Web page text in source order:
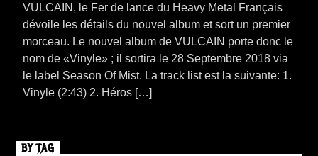
VULCAIN, le Fer de lance du Heavy Metal Français
dévoile les détails du nouvel album et sort un premier
morceau. Le nouvel album de VULCAIN porte donc le
nom de «Vinyle» ; il sortira le 28 Septembre 2018 via
le label Season Of Mist. La track list est la suivante: 1.
Vinyle (2:43) 2. Héros […]
BY TAG